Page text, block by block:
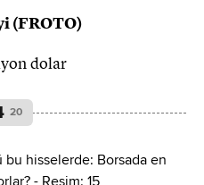
(FROTO)
dolar
20